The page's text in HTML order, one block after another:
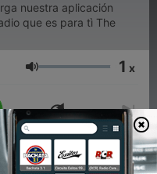
nuestra aplicación
Volumen 1 x
00:00